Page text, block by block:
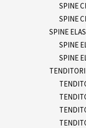
SPINE
SPINE
SPINE
SPINE
SPINE
TENDITORI